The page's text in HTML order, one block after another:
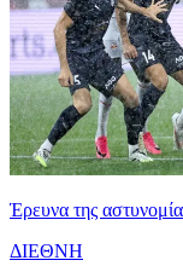
Έρευνα της
ΔΙΕΘΝΗ